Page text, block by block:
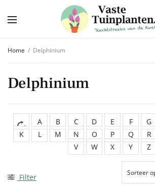
Home / Delphinium
Delphinium
A B C D E F G
K
L M N O P Q R
V
W X Y Z
Filter